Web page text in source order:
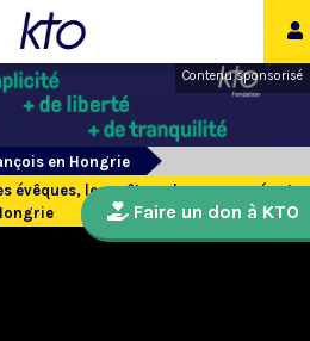
Contenu sponsorisé
en Hongrie
évêques, les prêtres, les consacrés et
Faire un don à KTO